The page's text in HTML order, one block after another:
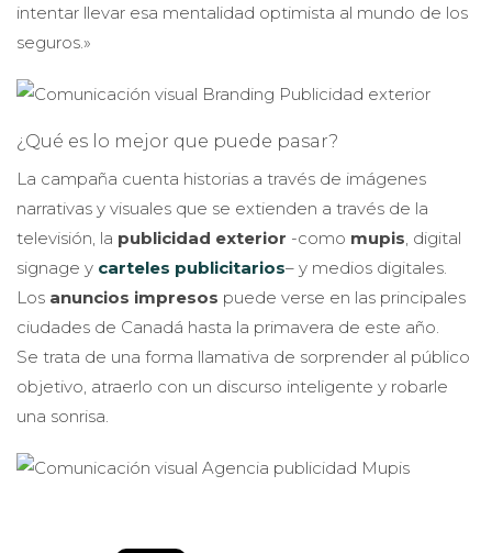
intentar llevar esa mentalidad optimista al mundo de los
seguros.»
¿Qué es lo mejor que puede pasar?
La campaña cuenta historias a través de imágenes
narrativas y visuales que se extienden a través de la
televisión, la publicidad exterior -como mupis , digital
signage y carteles publicitarios– y medios digitales.
Los anuncios impresos puede verse en las principales
ciudades de Canadá hasta la primavera de este año.
Se trata de una forma llamativa de sorprender al público
objetivo, atraerlo con un discurso inteligente y robarle
una sonrisa.